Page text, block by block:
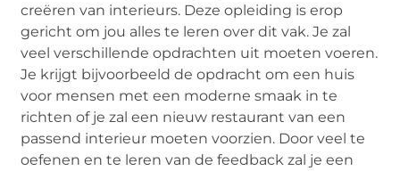
creëren van interieurs. Deze opleiding is erop
gericht om jou alles te leren over dit vak. Je zal
veel verschillende opdrachten uit moeten voeren.
Je krijgt bijvoorbeeld de opdracht om een huis
voor mensen met een moderne smaak in te
richten of je zal een nieuw restaurant van een
passend interieur moeten voorzien. Door veel te
oefenen en te leren van de feedback zal je een